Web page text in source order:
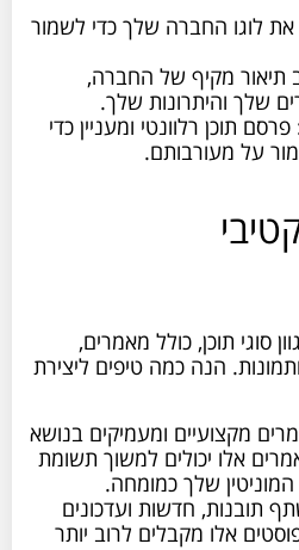
לוגו החברה שלך כדי לשמור
תיאור מקיף של החברה,
שלך והיתרונות שלך.
פרסם תוכן רלוונטי ומעניין כדי
על מעורבותם.
סוגי תוכן, כולל מאמרים,
הנה כמה טיפים ליצירת
מקצועיים ומעמיקים בנושא
אלו יכולים למשוך תשומת
שלך כמומחה.
תובנות, חדשות ועדכונים
אלו מקבלים לרוב יותר